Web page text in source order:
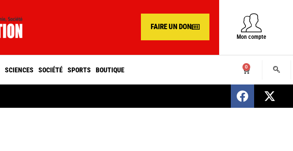
FAIRE UN DON
Mon compte
SCIENCES SOCIÉTÉ SPORTS BOUTIQUE 0
SENEGAL : Nomination d’un nouveau